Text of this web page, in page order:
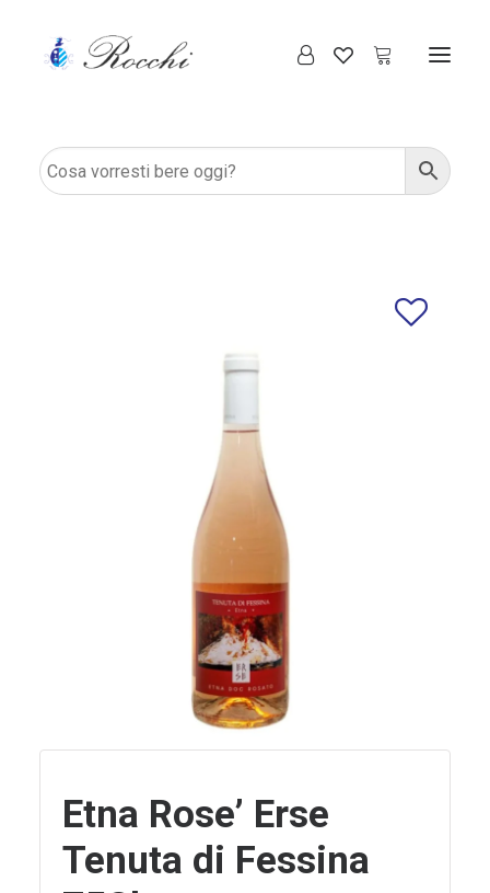
Etna Rose’ Erse
Tenuta di Fessina